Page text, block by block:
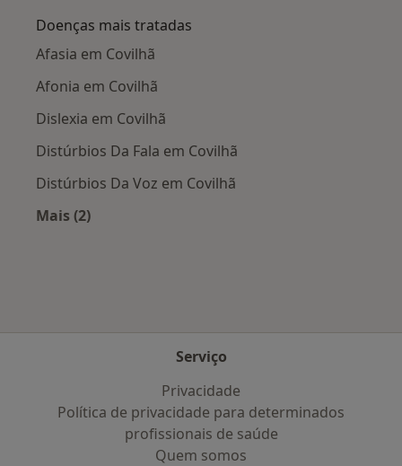
Doenças mais tratadas
Afasia em Covilhã
Afonia em Covilhã
Dislexia em Covilhã
Distúrbios Da Fala em Covilhã
Distúrbios Da Voz em Covilhã
Mais (2)
Serviço
Privacidade
Política de privacidade para determinados
profissionais de saúde
Quem somos